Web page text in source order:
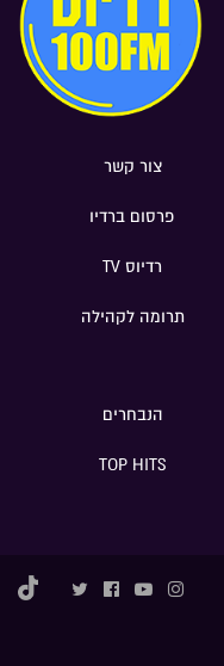
צור קשר
פרסום ברדיו
רדיוס TV
תרומה לקהילה
הנבחרים
TOP HITS